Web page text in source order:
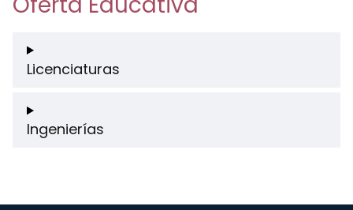
Licenciaturas
Ingenierías